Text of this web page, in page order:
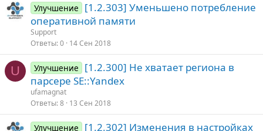
Улучшение
[1.2.303] Уменьшено потребление
оперативной памяти
Support
Ответы 0 14 Сен 2018
U Улучшение
[1.2.300] Не хватает региона в
парсере SE::Yandex
ufamagnat
Ответы 8 13 Сен 2018
Улучшение
[1.2.302] Изменения в настройках